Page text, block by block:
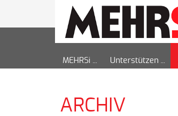
MEHRSi Unterstützen
ARCHIV